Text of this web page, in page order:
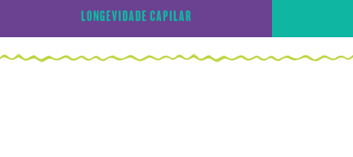
LONGEVIDADE CAPILAR